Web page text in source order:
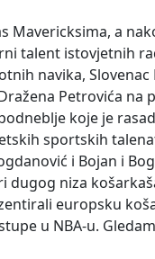
Mavericksima, a
talent istovjetnih
navika, Slovenac
Petrovića na
koje je
sportskih
i Bojan i
dugog niza
europsku
u NBA-u.